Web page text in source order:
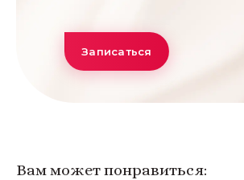
Записаться
Вам может понравиться: